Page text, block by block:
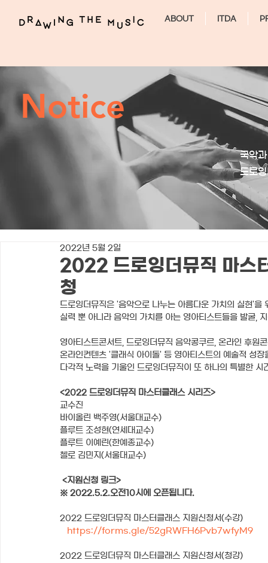
ABOUT ITDA
Notice
국악
드로
2022 드로잉더뮤직 마스
청
2022년 5월 2일
드로잉더뮤직은 '음악으로 나누는 아름다운 가치의 실현'을
실력 뿐 아니라 음악의 가치를 아는 영아티스트들을 발굴,
영아티스트콘서트, 드로잉더뮤직 음악콩쿠르, 온라인 후원
온라인컨텐츠 '클래식 아이돌' 등 영아티스트의 예술적 성장
다각적 노력을 기울인 드로잉더뮤직이 또 하나의 특별한 시
<2022 드로잉더뮤직 마스터클래스 시리즈>
교수진
바이올린 백주영(서울대교수)
플루트 조성현(연세대교수)
플루트 이예린(한예종교수)
첼로 김민지(서울대교수)
<지원신청 링크>
※ 2022.5.2.오전10시에 오픈됩니다.
2022 드로잉더뮤직 마스터클래스 지원신청서(수강)
https://forms.gle/52gRWFH6Pvb7wfyM9
2022 드로잉더뮤직 마스터클래스 지원신청서(청강)